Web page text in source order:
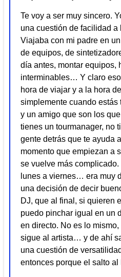
Te voy a ser muy sincero.
una cuestión de facilidad a
Viajaba con mi padre en
de equipos, de
día antes, montar equipos,
interminables… Y claro
hora de viajar y a la hora
simplemente cuando
y un amigo que son los
tienes un tourmanager, no
gente detrás que te ayuda
momento que empiezan a
se vuelve más
lunes a viernes… era muy
una decisión de decir
DJ, que al final, si quieren
puedo pinchar igual en un
en directo. No es lo
sigue al artista… y de ahí
una cuestión de
entonces porque el salto